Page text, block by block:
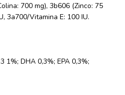
700 mg), 3b606 (Zinco: 75
3a700/Vitamina E: 100 IU.
1%; DHA 0,3%; EPA 0,3%;